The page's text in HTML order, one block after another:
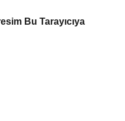
Bu Tarayıcıya